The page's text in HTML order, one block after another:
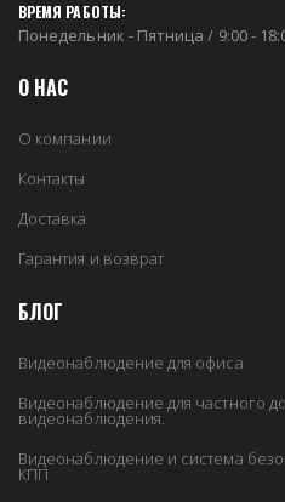
ВРЕМЯ РАБОТЫ:
Понедельник - Пятница / 9:00 -
О НАС
О компании
Контакты
Доставка
Гарантия и возврат
БЛОГ
Видеонаблюдение для офиса
Видеонаблюдение для частного
видеонаблюдения.
Видеонаблюдение и система
КПП